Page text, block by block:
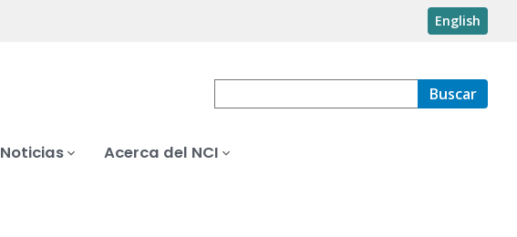
English
Buscar
Noticias Acerca del NCI